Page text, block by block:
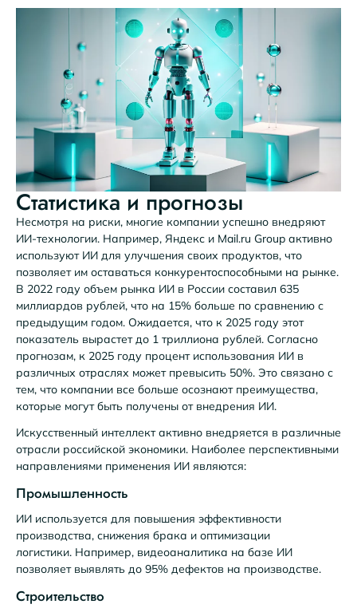
Статистика и прогнозы
Несмотря на риски, многие компании успешно внедряют
ИИ-технологии. Например, Яндекс и Mail.ru Group активно
используют ИИ для улучшения своих продуктов, что
позволяет им оставаться конкурентоспособными на рынке.
В 2022 году объем рынка ИИ в России составил 635
миллиардов рублей, что на 15% больше по сравнению с
предыдущим годом. Ожидается, что к 2025 году этот
показатель вырастет до 1 триллиона рублей. Согласно
прогнозам, к 2025 году процент использования ИИ в
различных отраслях может превысить 50%. Это связано с
тем, что компании все больше осознают преимущества,
которые могут быть получены от внедрения ИИ.
Искусственный интеллект активно внедряется в различные
отрасли российской экономики. Наиболее перспективными
направлениями применения ИИ являются:
Промышленность
ИИ используется для повышения эффективности
производства, снижения брака и оптимизации
логистики. Например, видеоаналитика на базе ИИ
позволяет выявлять до 95% дефектов на производстве.
Строительство